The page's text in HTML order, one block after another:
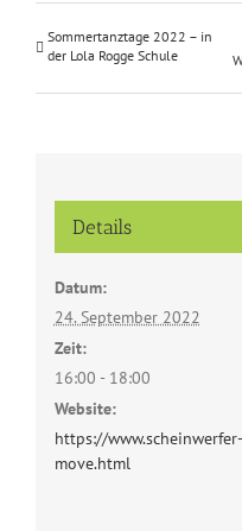
Sommertanztage 2022 – in
der Lola Rogge Schule
Details
Datum:
24. September 2022
Zeit:
16:00 - 18:00
Website:
https://
move.html